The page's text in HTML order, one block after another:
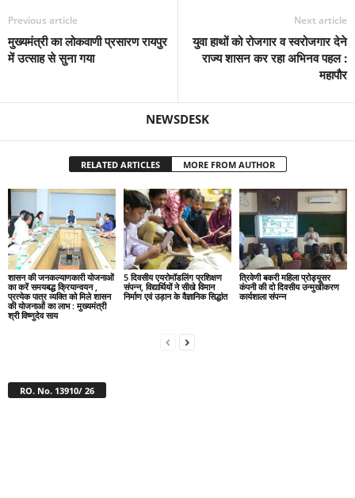
Previous article
मुख्यमंत्री का लोकवाणी प्रसारण रायपुर
में उत्साह से सुना गया
Next article
युवा हाथों को रोजगार व स्वरोजगार देने
राज्य शासन कर रहा अभिनव पहल :
महापौर
NEWSDESK
RELATED ARTICLES MORE FROM AUTHOR
शासन की जनकल्याणकारी योजनाओं
का करें समयबद्ध क्रियान्वयन ,
प्रत्येक पात्र व्यक्ति को मिले शासन
की योजनाओं का लाभ : मुख्यमंत्री
श्री विष्णुदेव साय
5 दिवसीय एयरोमॉडलिंग प्रशिक्षण
संपन्न, विद्यार्थियों ने सीखे विमान
निर्माण एवं उड़ान के वैज्ञानिक सिद्धांत
त्रिवेणी बकरी महिला प्रोड्यूसर
कंपनी की दो दिवसीय उन्मुखीकरण
कार्यशाला संपन्न
RO. No. 13910/ 26